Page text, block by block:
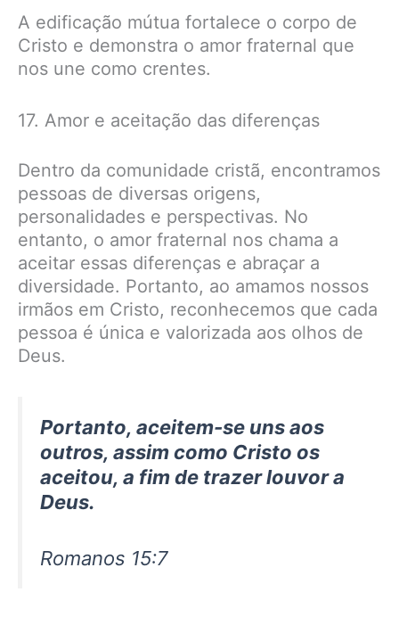
A edificação mútua fortalece o corpo de
Cristo e demonstra o amor fraternal que
nos une como crentes.
17. Amor e aceitação das diferenças
Dentro da comunidade cristã, encontramos
pessoas de diversas origens,
personalidades e perspectivas. No
entanto, o amor fraternal nos chama a
aceitar essas diferenças e abraçar a
diversidade. Portanto, ao amamos nossos
irmãos em Cristo, reconhecemos que cada
pessoa é única e valorizada aos olhos de
Deus.
Portanto, aceitem-se uns aos
outros, assim como Cristo os
aceitou, a fim de trazer louvor a
Deus.
Romanos 15:7